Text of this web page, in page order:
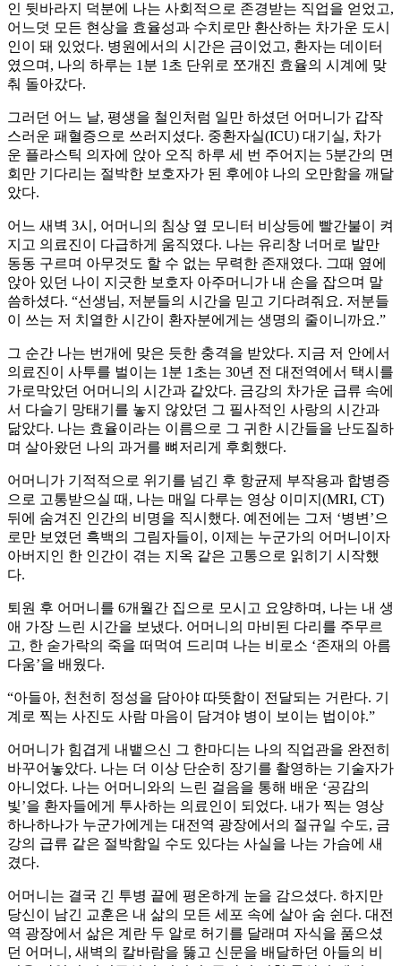
인 뒷바라지 덕분에 나는 사회적으로 존경받는 직업을 얻었고,
어느덧 모든 현상을 효율성과 수치로만 환산하는 차가운 도시
인이 돼 있었다. 병원에서의 시간은 금이었고, 환자는 데이터
였으며, 나의 하루는 1분 1초 단위로 쪼개진 효율의 시계에 맞
춰 돌아갔다.
​그러던 어느 날, 평생을 철인처럼 일만 하셨던 어머니가 갑작
스러운 패혈증으로 쓰러지셨다. 중환자실(ICU) 대기실, 차가
운 플라스틱 의자에 앉아 오직 하루 세 번 주어지는 5분간의 면
회만 기다리는 절박한 보호자가 된 후에야 나의 오만함을 깨달
았다.​
어느 새벽 3시, 어머니의 침상 옆 모니터 비상등에 빨간불이 켜
지고 의료진이 다급하게 움직였다. 나는 유리창 너머로 발만
동동 구르며 아무것도 할 수 없는 무력한 존재였다. 그때 옆에
앉아 있던 나이 지긋한 보호자 아주머니가 내 손을 잡으며 말
씀하셨다. “선생님, 저분들의 시간을 믿고 기다려줘요. 저분들
이 쓰는 저 치열한 시간이 환자분에게는 생명의 줄이니까요.”
그 순간 나는 번개에 맞은 듯한 충격을 받았다. 지금 저 안에서
의료진이 사투를 벌이는 1분 1초는 30년 전 대전역에서 택시를
가로막았던 어머니의 시간과 같았다. 금강의 차가운 급류 속에
서 다슬기 망태기를 놓지 않았던 그 필사적인 사랑의 시간과
닮았다. 나는 효율이라는 이름으로 그 귀한 시간들을 난도질하
며 살아왔던 나의 과거를 뼈저리게 후회했다.
어머니가 기적적으로 위기를 넘긴 후 항균제 부작용과 합병증
으로 고통받으실 때, 나는 매일 다루는 영상 이미지(MRI, CT)
뒤에 숨겨진 인간의 비명을 직시했다. 예전에는 그저 ‘병변’으
로만 보였던 흑백의 그림자들이, 이제는 누군가의 어머니이자
아버지인 한 인간이 겪는 지옥 같은 고통으로 읽히기 시작했
다.
퇴원 후 어머니를 ​6개월간 집으로 모시고 요양하며, 나는 내 생
애 가장 느린 시간을 보냈다. 어머니의 마비된 다리를 주무르
고, 한 숟가락의 죽을 떠먹여 드리며 나는 비로소 ‘존재의 아름
다움’을 배웠다.
​“아들아, 천천히 정성을 담아야 따뜻함이 전달되는 거란다. 기
계로 찍는 사진도 사람 마음이 담겨야 병이 보이는 법이야.”
​어머니가 힘겹게 내뱉으신 그 한마디는 나의 직업관을 완전히
바꾸어놓았다. 나는 더 이상 단순히 장기를 촬영하는 기술자가
아니었다. 나는 어머니와의 느린 걸음을 통해 배운 ‘공감의
빛’을 환자들에게 투사하는 의료인이 되었다. 내가 찍는 영상
하나하나가 누군가에게는 대전역 광장에서의 절규일 수도, 금
강의 급류 같은 절박함일 수도 있다는 사실을 나는 가슴에 새
겼다.
어머니는 결국 긴 투병 끝에 평온하게 눈을 감으셨다. 하지만
당신이 남긴 교훈은 내 삶의 모든 세포 속에 살아 숨 쉰다. 대전
역 광장에서 삶은 계란 두 알로 허기를 달래며 자식을 품으셨
던 어머니, 새벽의 칼바람을 뚫고 신문을 배달하던 아들의 비